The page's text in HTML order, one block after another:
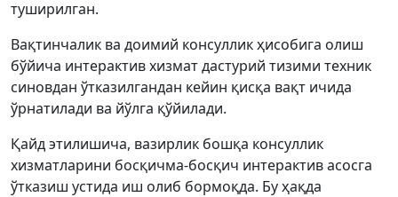
туширилган.
Вақтинчалик ва доимий консуллик ҳисобига олиш
бўйича интерактив хизмат дастурий тизими техник
синовдан ўтказилгандан кейин қисқа вақт ичида
ўрнатилади ва йўлга қўйилади.
Қайд этилишича, вазирлик бошқа консуллик
хизматларини босқичма-босқич интерактив асосга
ўтказиш устида иш олиб бормоқда. Бу ҳақда